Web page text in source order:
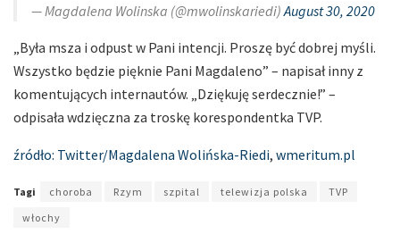
— Magdalena Wolinska (@mwolinskariedi)August 30, 2020
„Była msza i odpust w Pani intencji. Proszę być dobrej myśli.
Wszystko będzie pięknie Pani Magdaleno” – napisał inny z
komentujących internautów. „Dziękuję serdecznie!” –
odpisała wdzięczna za troskę korespondentka TVP.
źródło: Twitter/Magdalena Wolińska-Riedi, wmeritum.pl
Tagi choroba Rzym szpital telewizja polska
TVP
włochy